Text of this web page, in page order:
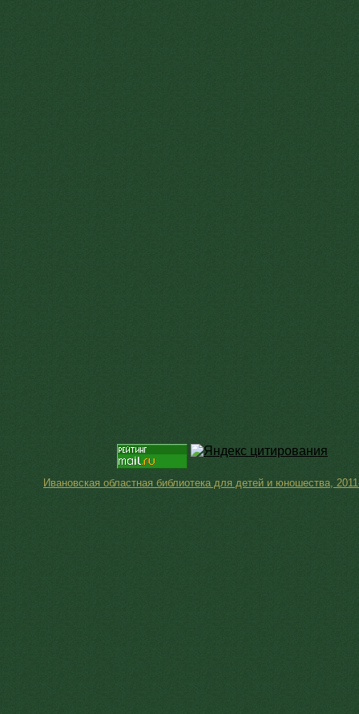
Ивановская областная библиотека для детей и юношества,